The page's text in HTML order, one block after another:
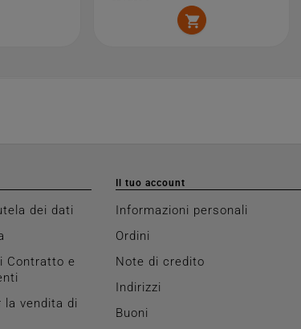

dei dati
Contratto e
vendita di
Il tuo account
Informazioni personali
Ordini
Note di credito
Indirizzi
Buoni